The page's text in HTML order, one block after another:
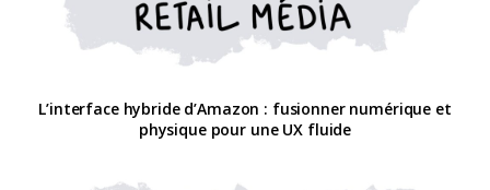
L’interface hybride d’Amazon : fusionner numérique et
physique pour une UX fluide